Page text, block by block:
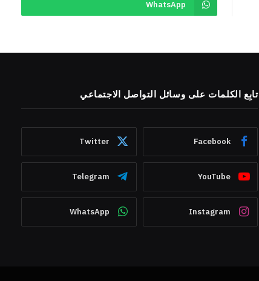
WhatsApp
تابِع الكلمات على وسائل التواصل الاجتماعي
Facebook
Twitter
YouTube
Telegram
Instagram
WhatsApp